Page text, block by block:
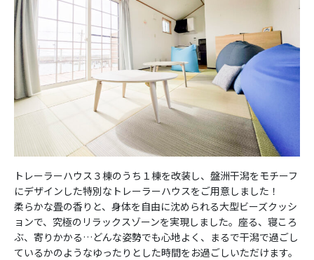
トレーラーハウス３棟のうち１棟を改装し、盤洲干潟をモチーフ
にデザインした特別なトレーラーハウスをご用意しました！
柔らかな畳の香りと、身体を自由に沈められる大型ビーズクッシ
ョンで、究極のリラックスゾーンを実現しました。座る、寝ころ
ぶ、寄りかかる…どんな姿勢でも心地よく、まるで干潟で過ごし
ているかのようなゆったりとした時間をお過ごしいただけます。